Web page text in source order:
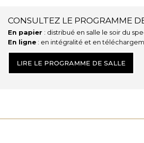
CONSULTEZ LE PROGRAMME
En papier : distribué en salle le soir du
En ligne : en intégralité et en
LIRE LE PROGRAMME DE SALLE